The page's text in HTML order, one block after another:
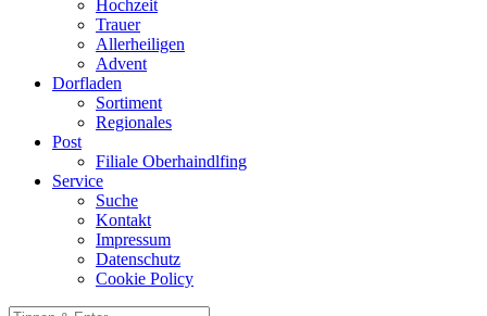
Hochzeit
Trauer
Allerheiligen
Advent
Dorfladen
Sortiment
Regionales
Post
Filiale Oberhaindlfing
Service
Suche
Kontakt
Impressum
Datenschutz
Cookie Policy